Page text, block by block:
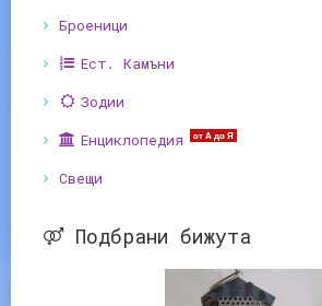
Броеници
Ест. Камъни
Зодии
Енциклопедия
от А до Я
Свещи
Подбрани бижута